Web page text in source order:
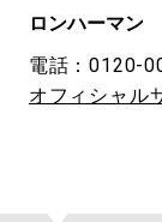
ロンハーマン
電話：0120-
オフィシャル